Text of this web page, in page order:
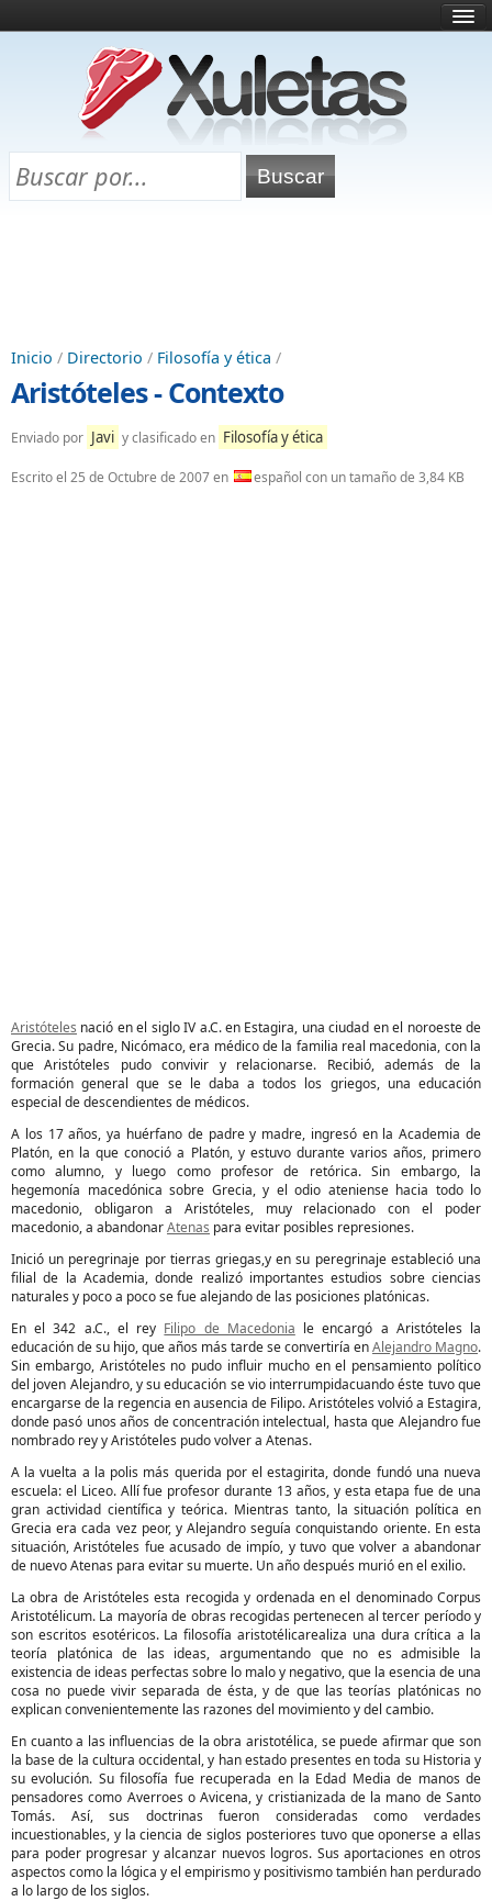
¿Qué es esto?
Directorio
Chuletas para exámenes
Inicio / Directorio / Filosofía y ética /
Aristóteles - Contexto
Enviado por Javi y clasificado en Filosofía y ética
Escrito el 25 de Octubre de 2007en español con un tamaño de 3,84 KB
Aristóteles nació en el siglo IV a.C. en Estagira, una ciudad en el noroeste de
Grecia. Su padre, Nicómaco, era médico de la familia real macedonia, con la
que Aristóteles pudo convivir y relacionarse. Recibió, además de la
formación general que se le daba a todos los griegos, una educación
especial de descendientes de médicos.
A los 17 años, ya huérfano de padre y madre, ingresó en la Academia de
Platón, en la que conoció a Platón, y estuvo durante varios años, primero
como alumno, y luego como profesor de retórica. Sin embargo, la
hegemonía macedónica sobre Grecia, y el odio ateniense hacia todo lo
macedonio, obligaron a Aristóteles, muy relacionado con el poder
macedonio, a abandonarAtenas para evitar posibles represiones.
Inició un peregrinaje por tierras griegas,y en su peregrinaje estableció una
filial de la Academia, donde realizó importantes estudios sobre ciencias
naturales y poco a poco se fue alejando de las posiciones platónicas.
En el 342 a.C., el rey Filipo de Macedonia le encargó a Aristóteles la
educación de su hijo, que años más tarde se convertiría enAlejandro Magno.
Sin embargo, Aristóteles no pudo influir mucho en el pensamiento político
del joven Alejandro, y su educación se vio interrumpidacuando éste tuvo que
encargarse de la regencia en ausencia de Filipo. Aristóteles volvió a Estagira,
donde pasó unos años de concentración intelectual, hasta que Alejandro fue
nombrado rey y Aristóteles pudo volver a Atenas.
A la vuelta a la polis más querida por el estagirita, donde fundó una nueva
escuela: el Liceo. Allí fue profesor durante 13 años, y esta etapa fue de una
gran actividad científica y teórica. Mientras tanto, la situación política en
Grecia era cada vez peor, y Alejandro seguía conquistando oriente. En esta
situación, Aristóteles fue acusado de impío, y tuvo que volver a abandonar
de nuevo Atenas para evitar su muerte. Un año después murió en el exilio.
La obra de Aristóteles esta recogida y ordenada en el denominado Corpus
Aristotélicum. La mayoría de obras recogidas pertenecen al tercer período y
son escritos esotéricos. La filosofía aristotélicarealiza una dura crítica a la
teoría platónica de las ideas, argumentando que no es admisible la
existencia de ideas perfectas sobre lo malo y negativo, que la esencia de una
cosa no puede vivir separada de ésta, y de que las teorías platónicas no
explican convenientemente las razones del movimiento y del cambio.
En cuanto a las influencias de la obra aristotélica, se puede afirmar que son
la base de la cultura occidental, y han estado presentes en toda su Historia y
su evolución. Su filosofía fue recuperada en la Edad Media de manos de
pensadores como Averroes o Avicena, y cristianizada de la mano de Santo
Tomás. Así, sus doctrinas fueron consideradas como verdades
incuestionables, y la ciencia de siglos posteriores tuvo que oponerse a ellas
para poder progresar y alcanzar nuevos logros. Sus aportaciones en otros
aspectos como la lógica y el empirismo y positivismo también han perdurado
a lo largo de los siglos.